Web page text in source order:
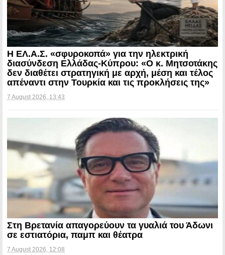
Η ΕΛ.Α.Σ. «σφυροκοπά» για την ηλεκτρική
διασύνδεση Ελλάδας-Κύπρου: «Ο κ. Μητσοτάκης
δεν διαθέτει στρατηγική με αρχή, μέση και τέλος
απέναντι στην Τουρκία και τις προκλήσεις της»
7 August 2026, 13:43
Στη Βρετανία απαγορεύουν τα γυαλιά του Άδωνι
σε εστιατόρια, παμπ και θέατρα
7 August 2026, 12:08